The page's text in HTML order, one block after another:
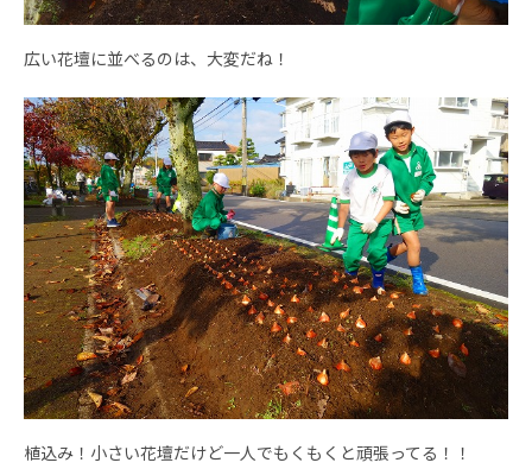
広い花壇に並べるのは、大変だね！
植込み！小さい花壇だけど一人でもくもくと頑張ってる！！